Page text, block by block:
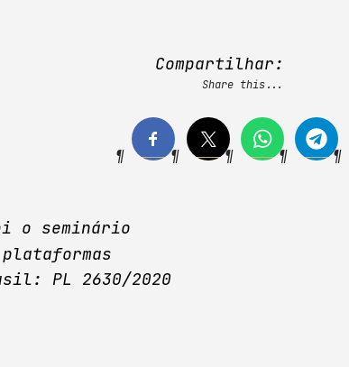
Compartilhar:
Share this...
o seminário
plataformas
PL 2630/2020